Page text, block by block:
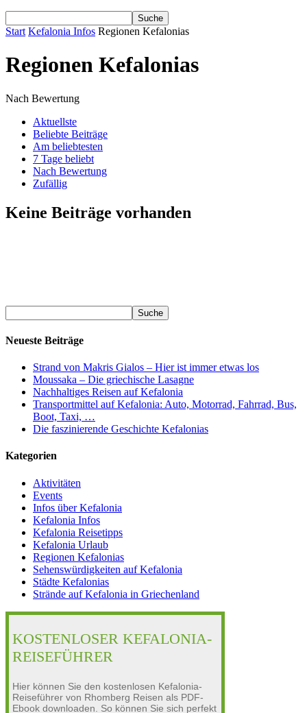
Start Kefalonia Infos Regionen Kefalonias
Regionen Kefalonias
Nach Bewertung
Aktuellste
Beliebte Beiträge
Am beliebtesten
7 Tage beliebt
Nach Bewertung
Zufällig
Keine Beiträge vorhanden
Neueste Beiträge
Strand von Makris Gialos – Hier ist immer etwas los
Moussaka – Die griechische Lasagne
Nachhaltiges Reisen auf Kefalonia
Transportmittel auf Kefalonia: Auto, Motorrad, Fahrrad, Bus,
Boot, Taxi, …
Die faszinierende Geschichte Kefalonias
Kategorien
Aktivitäten
Events
Infos über Kefalonia
Kefalonia Infos
Kefalonia Reisetipps
Kefalonia Urlaub
Regionen Kefalonias
Sehenswürdigkeiten auf Kefalonia
Städte Kefalonias
Strände auf Kefalonia in Griechenland
KOSTENLOSER KEFALONIA-
REISEFÜHRER
Hier können Sie den kostenlosen Kefalonia-
Reiseführer von Rhomberg Reisen als PDF-
Ebook downloaden. So können Sie sich perfekt